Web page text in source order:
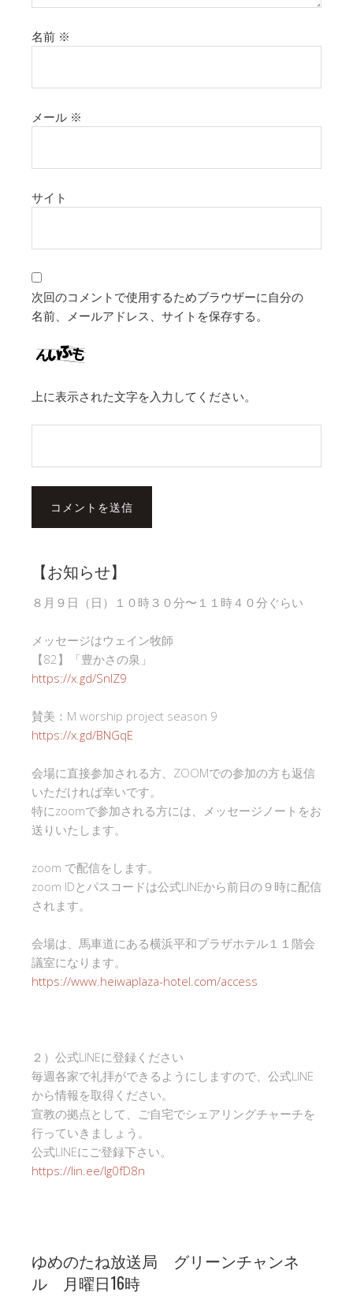
名前 ※
メール ※
サイト
次回のコメントで使用するためブラウザーに自分の
名前、メールアドレス、サイトを保存する。
上に表示された文字を入力してください。
【お知らせ】
８月９日（日）１０時３０分〜１１時４０分ぐらい
メッセージはウェイン牧師
【82】「豊かさの泉」
https://x.gd/SnlZ9
賛美：M worship project season 9
https://x.gd/BNGqE
会場に直接参加される方、ZOOMでの参加の方も返信
いただければ幸いです。
特にzoomで参加される方には、メッセージノートをお
送りいたします。
zoom で配信をします。
zoom IDとパスコードは公式LINEから前日の９時に配信
されます。
会場は、馬車道にある横浜平和プラザホテル１１階会
議室になります。
https://www.heiwaplaza-hotel.com/access
２）公式LINEに登録ください
毎週各家で礼拝ができるようにしますので、公式LINE
から情報を取得ください。
宣教の拠点として、ご自宅でシェアリングチャーチを
行っていきましょう。
公式LINEにご登録下さい。
https://lin.ee/Ig0fD8n
ゆめのたね放送局 グリーンチャンネ
ル 月曜日16時